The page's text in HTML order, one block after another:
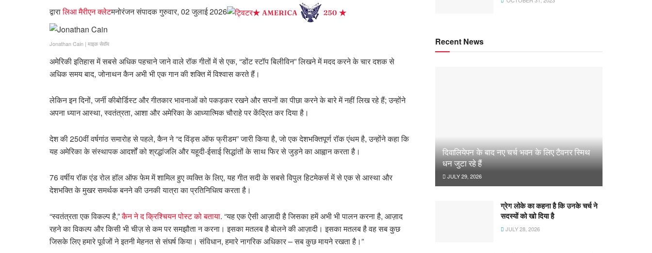
द्वारालिआ मैरीएन क्लेटमनोरंजन संपादकगुरुवार, 02 जुलाई 2026
Jonathan Cain | माइक सेवॉय
अमेरिकी इतिहास में सबसे अधिक पहचाने जाने वाले रॉक गीतों में से एक, “डोंट स्टॉप बिलीविन” लिखने में मदद करने के चार दशक से
अधिक समय बाद, जोनाथन कैन अभी भी एक गान की शक्ति में विश्वास करते हैं।
लेकिन इन दिनों, जर्नी कीबोर्डिस्ट और गीतकार भावनाओं को पकड़कर रखने और सपनों का पीछा करने के बारे में नहीं लिख रहे हैं; उन्होंने
अपना ध्यान आस्था, स्वतंत्रता, आशा और अमेरिका के आध्यात्मिक चौराहे पर केंद्रित कर दिया है।
देश की 250वीं वर्षगांठ समारोह से पहले, कैन ने “द विंड्स ऑफ फ्रीडम” जारी किया है, जो एक देशभक्तिपूर्ण रॉक एंथम है, उन्होंने कहा कि
यह अमेरिका के संस्थापक आदर्शों को श्रद्धांजलि और यहूदी-ईसाई सिद्धांतों के साथ फिर से जुड़ने का आह्वान करता है।
76 वर्षीय रॉक एंड रोल हॉल ऑफ फेम में शामिल हुए व्यक्ति के लिए, यह गीत सदी के सबसे विपुल हिटमेकर्स में से एक से आस्था और
देशभक्ति के मुखर समर्थक बनने की उनकी यात्रा का प्रतिनिधित्व करता है।
“स्वतंत्रता एक विकल्प है,”कैन ने द क्रिश्चियन पोस्ट को बताया. “यह एक ऐसी आज़ादी है जिसका हमें अभी भी पालन करना है, आज़ाद
रहने का विकल्प और किसी भी चीज़ से कम पर समझौता न करना। इसका मतलब है बोलने की आज़ादी। इसका मतलब है वह सब कुछ
जिसके लिए हमारे पूर्वजों ने इतनी मेहनत से संघर्ष किया। संविधान, हमारे नागरिक अधिकार – सब कुछ मायने रखता है।”
Recent News
दिवालियेपन के बाद नए चर्च भवन के लिए टैवनर स्मिथ
धन जुटा रहे हैं
JULY 29, 2026
ग्रेग लोके का कहना है कि उनके चर्च ने
सदस्यों को खो दिया है
JULY 28, 2026